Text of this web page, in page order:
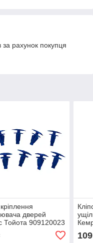
рахунок покупця
дверей
Тойота 909120023
909120028
109